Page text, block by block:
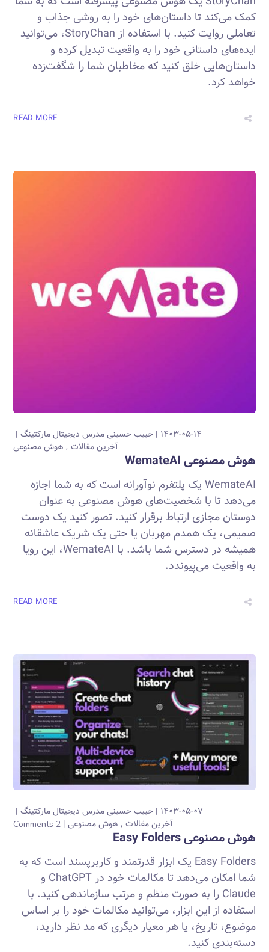
کمک می‌کند تا داستان‌های خود را به روشی جذاب و
تعاملی روایت کنید. با استفاده از StoryChan، می‌توانید
ایده‌های داستانی خود را به واقعیت تبدیل کرده و
داستان‌هایی خلق کنید که مخاطبان شما را شگفت‌زده
خواهد کرد.
READ MORE
۱۴۰۳-۰۵-۱۴ حبیب حسینیمدرس دیجیتال مارکتینگ
آخرین مقالات
هوش مصنوعی
هوش مصنوعی WemateAI
WemateAI یک پلتفرم نوآورانه است که به شما اجازه
می‌دهد تا با شخصیت‌های هوش مصنوعی به عنوان
دوستان مجازی ارتباط برقرار کنید. تصور کنید یک دوست
صمیمی، یک همدم مهربان یا حتی یک شریک عاشقانه
همیشه در دسترس شما باشد. با WemateAI، این رویا
به واقعیت می‌پیوندد.
READ MORE
۱۴۰۳-۰۵-۰۷ حبیب حسینیمدرس دیجیتال مارکتینگ
آخرین مقالات
هوش مصنوعی 2 Comments
هوش مصنوعی Easy Folders
Easy Folders یک ابزار قدرتمند و کاربرپسند است که به
شما امکان می‌دهد تا مکالمات خود در ChatGPT و
Claude را به صورت منظم و مرتب سازماندهی کنید. با
استفاده از این ابزار، می‌توانید مکالمات خود را بر اساس
موضوع، تاریخ، یا هر معیار دیگری که مد نظر دارید،
دسته‌بندی کنید.